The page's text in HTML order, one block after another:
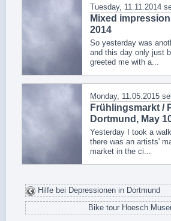
Tuesday, 11.11.2014
Mixed
2014
So yesterday was
and this day only just
greeted me with a...
Monday, 11.05.2015
Frühlingsmarkt /
Dortmund, May
Yesterday I took a
there was an artists'
market in the ci...
Hilfe bei Depressionen in Dortmund
Bike tour Hoesch